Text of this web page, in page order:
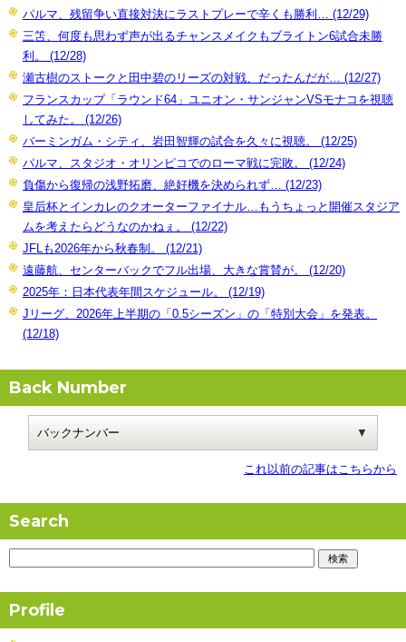
パルマ、残留争い直接対決にラストプレーで辛くも勝利… (12/29)
三笘、何度も思わず声が出るチャンスメイクもブライトン6試合未勝
利。 (12/28)
瀬古樹のストークと田中碧のリーズの対戦、だったんだが… (12/27)
フランスカップ「ラウンド64」ユニオン・サンジャンVSモナコを視聴
してみた。 (12/26)
バーミンガム・シティ、岩田智輝の試合を久々に視聴。 (12/25)
パルマ、スタジオ・オリンピコでのローマ戦に完敗。 (12/24)
負傷から復帰の浅野拓磨、絶好機を決められず… (12/23)
皇后杯とインカレのクオーターファイナル…もうちょっと開催スタジア
ムを考えたらどうなのかねぇ。 (12/22)
JFLも2026年から秋春制。 (12/21)
遠藤航、センターバックでフル出場、大きな賞賛が。 (12/20)
2025年：日本代表年間スケジュール。 (12/19)
Jリーグ、2026年上半期の「0.5シーズン」の「特別大会」を発表。
(12/18)
Back Number
これ以前の記事はこちらから
Search
Profile